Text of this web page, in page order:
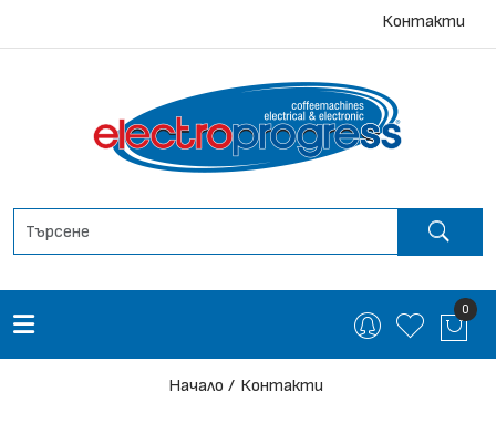
Контакти
0
Начало Контакти